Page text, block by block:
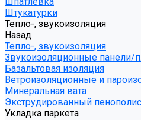
Штукатурки
Тепло-, звукоизоляция
Назад
Тепло-, звукоизоляция
Звукоизоляционные панели/
Базальтовая изоляция
Ветроизоляционные и
Минеральная вата
Экструдированный
Укладка паркета